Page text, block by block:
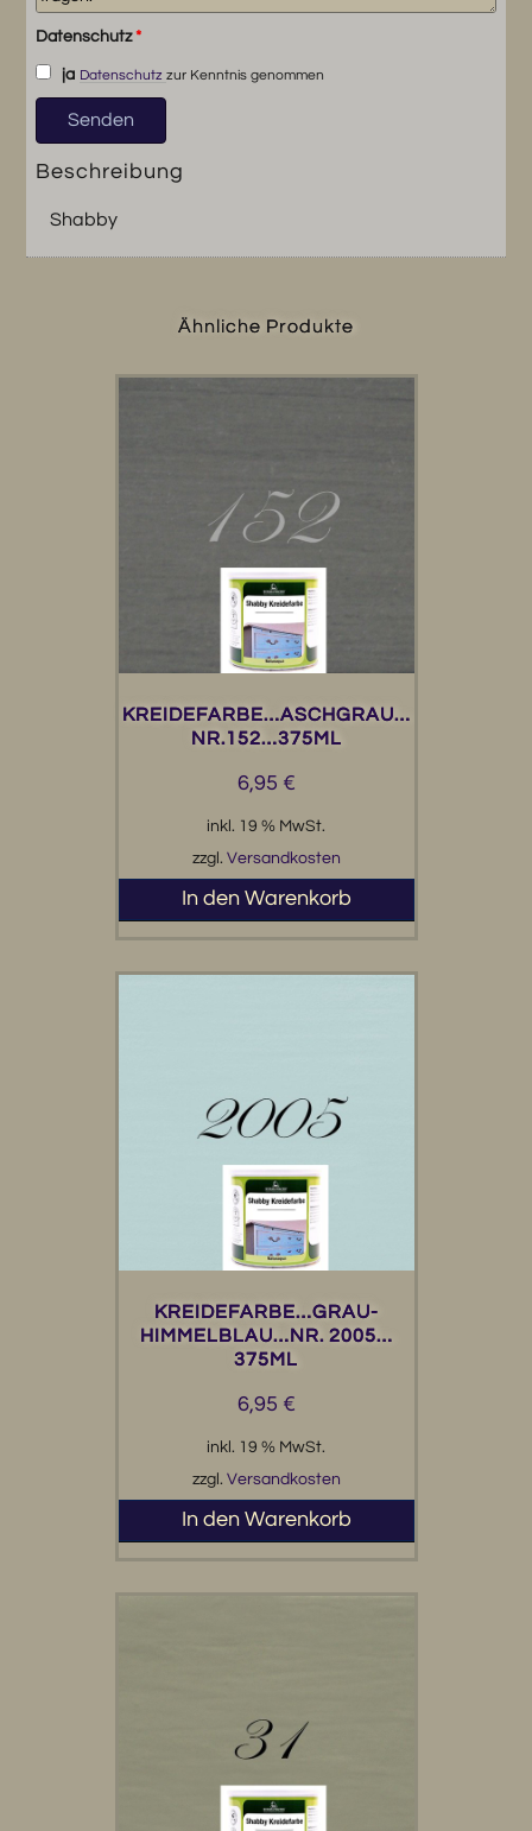
Datenschutz*
ja Datenschutz zur Kenntnis genommen
Beschreibung
Shabby
Ähnliche Produkte
KREIDEFARBE…ASCHGRAU…
NR.152…375ML
6,95 €
inkl. 19 % MwSt.
zzgl. Versandkosten
In den Warenkorb
KREIDEFARBE…GRAU-
HIMMELBLAU…NR. 2005…
375ML
6,95 €
inkl. 19 % MwSt.
zzgl. Versandkosten
In den Warenkorb